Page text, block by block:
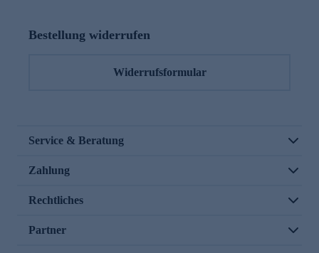
Bestellung widerrufen
Widerrufsformular
Service & Beratung
Zahlung
Rechtliches
Partner